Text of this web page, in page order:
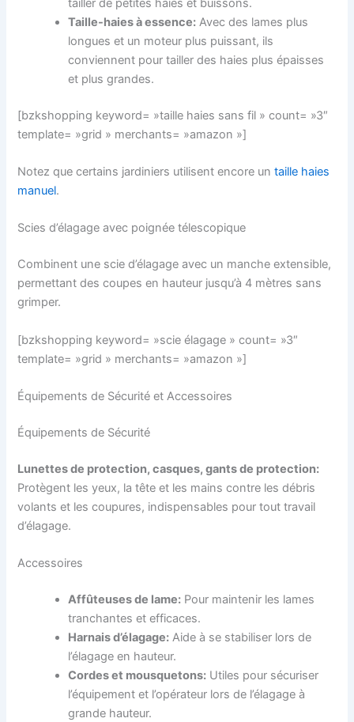
tailler de petites haies et buissons.
Taille-haies à essence: Avec des lames plus
longues et un moteur plus puissant, ils
conviennent pour tailler des haies plus épaisses
et plus grandes.
[bzkshopping keyword= »taille haies sans fil » count= »3″
template= »grid » merchants= »amazon »]
Notez que certains jardiniers utilisent encore untaille haies
manuel.
Scies d’élagage avec poignée télescopique
Combinent une scie d’élagage avec un manche extensible,
permettant des coupes en hauteur jusqu’à 4 mètres sans
grimper.
[bzkshopping keyword= »scie élagage » count= »3″
template= »grid » merchants= »amazon »]
Équipements de Sécurité et Accessoires
Équipements de Sécurité
Lunettes de protection, casques, gants de protection:
Protègent les yeux, la tête et les mains contre les débris
volants et les coupures, indispensables pour tout travail
d’élagage.
Accessoires
Affûteuses de lame: Pour maintenir les lames
tranchantes et efficaces.
Harnais d’élagage: Aide à se stabiliser lors de
l’élagage en hauteur.
Cordes et mousquetons: Utiles pour sécuriser
l’équipement et l’opérateur lors de l’élagage à
grande hauteur.